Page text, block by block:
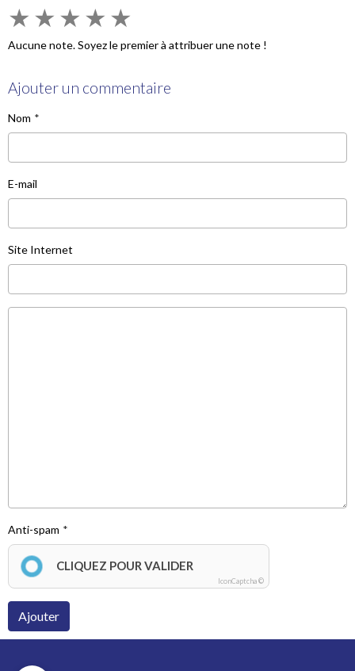
★ ★ ★ ★ ★
Aucune note. Soyez le premier à attribuer une note !
Ajouter un commentaire
Nom
E-mail
Site Internet
Anti-spam
CLIQUEZ POUR VALIDER
IconCaptcha ©
Ajouter